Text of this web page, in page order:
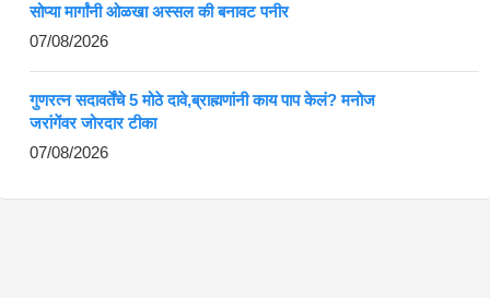
सोप्या मार्गांनी ओळखा अस्सल की बनावट पनीर
07/08/2026
गुणरत्न सदावर्तेंचे 5 मोठे दावे,ब्राह्मणांनी काय पाप केलं? मनोज
जरांगेंवर जोरदार टीका
07/08/2026